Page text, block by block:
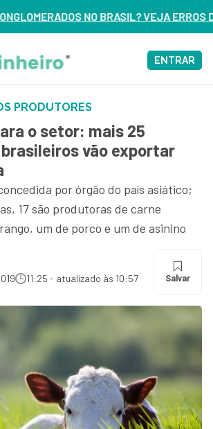
ERROS DE 3 DELES – ASSISTA AGORA
ENTRAR
PRODUTORES
o setor: mais 25
vão exportar
por órgão do país asiático;
17 são produtoras de carne
um de porco e um de asinino
11:25 - atualizado às 10:57 Salvar